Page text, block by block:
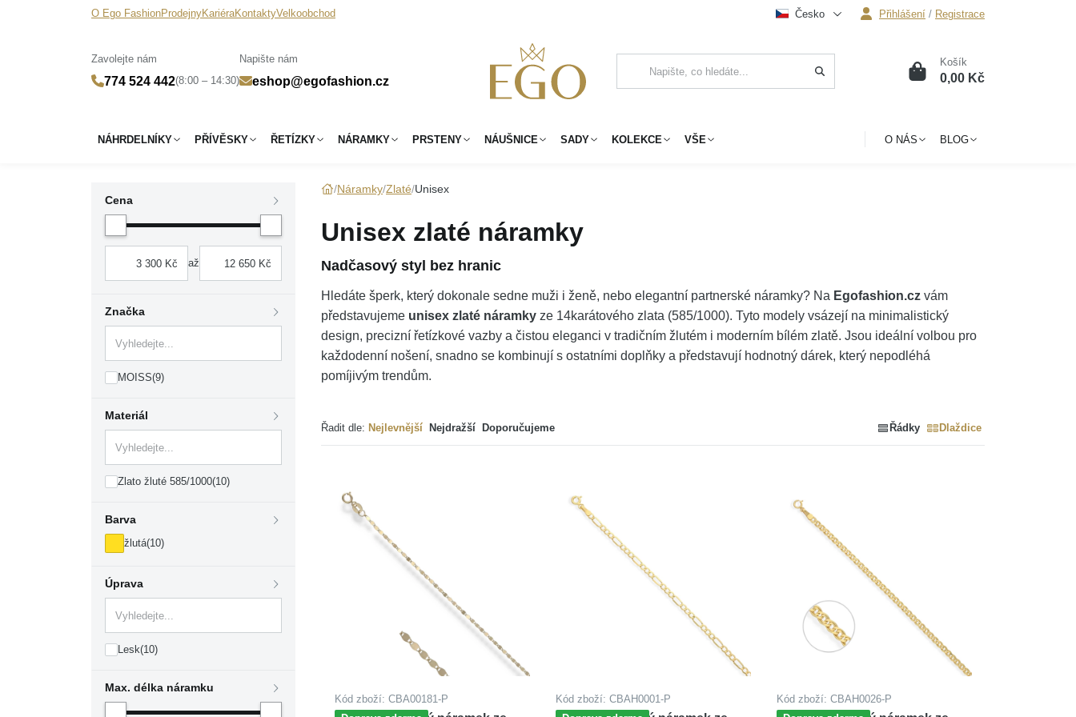
O Ego FashionProdejnyKariéraKontaktyVelkoobchod
Zavolejte nám
774 524 442(8:00 – 14:30)
Napište nám
eshop@egofashion.cz
Česko Přihlášení / Registrace
0 Košík
0,00 Kč
NÁHRDELNÍKY PŘÍVĚSKY ŘETÍZKY NÁRAMKY PRSTENY NÁUŠNICE SADY KOLEKCE VŠE O NÁS BLOG
Cena
až
Značka
MOISS(9)
Materiál
Zlato žluté 585/1000(10)
Barva
žlutá(10)
Úprava
Lesk(10)
Max. délka náramku
Náramky Zlaté Unisex
Unisex zlaté náramky
Nadčasový styl bez hranic
Hledáte šperk, který dokonale sedne muži i ženě, nebo elegantní partnerské náramky? Na Egofashion.cz vám
představujeme unisex zlaté náramky ze 14karátového zlata (585/1000). Tyto modely vsázejí na minimalistický
design, precizní řetízkové vazby a čistou eleganci v tradičním žlutém i moderním bílém zlatě. Jsou ideální volbou pro
každodenní nošení, snadno se kombinují s ostatními doplňky a představují hodnotný dárek, který nepodléhá
pomíjivým trendům.
Řadit dle: Nejlevnější Nejdražší Doporučujeme Řádky Dlaždice
Kód zboží: CBA00181-P
Kód zboží: CBAH0001-P
Kód zboží: CBAH0026-P